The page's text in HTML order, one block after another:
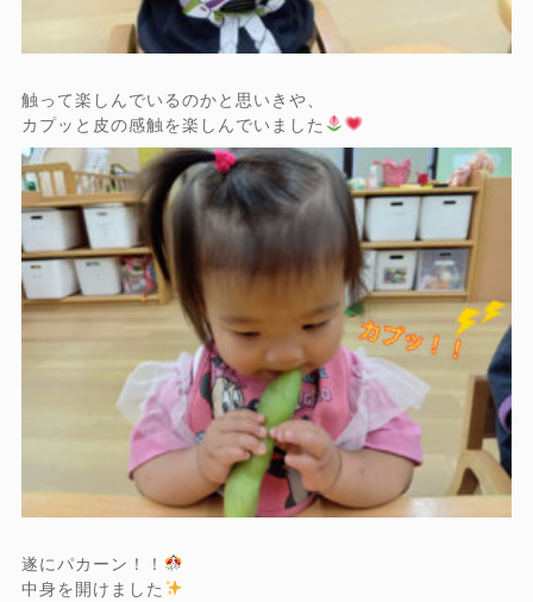
触って楽しんでいるのかと思いきや、
カプッと皮の感触を楽しんでいました
遂にパカーン！！
中身を開けました